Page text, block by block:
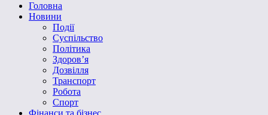
Головна
Новини
Події
Суспільство
Політика
Здоров’я
Дозвілля
Транспорт
Робота
Спорт
Фінанси та бізнес